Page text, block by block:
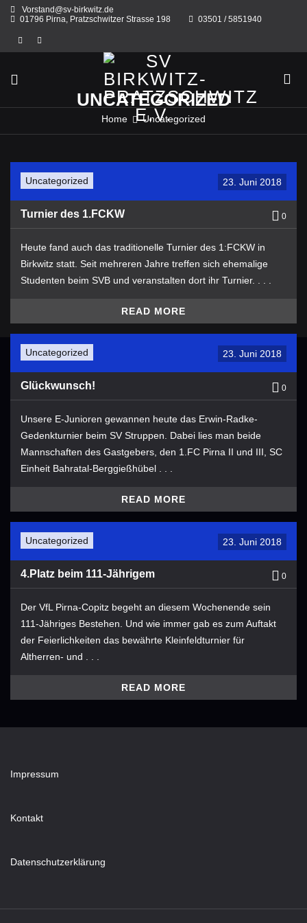
Skip
Vorstand@sv-birkwitz.de
01796 Pirna, Pratzschwitzer Strasse 198
03501 / 5851940
UNCATEGORIZED
Home Uncategorized
Uncategorized 23. Juni 2018
Turnier des 1.FCKW 0
Heute fand auch das traditionelle Turnier des 1:FCKW in
Birkwitz statt. Seit mehreren Jahre treffen sich ehemalige
Studenten beim SVB und veranstalten dort ihr Turnier. . . .
READ MORE
Uncategorized 23. Juni 2018
Glückwunsch! 0
Unsere E-Junioren gewannen heute das Erwin-Radke-
Gedenkturnier beim SV Struppen​. Dabei lies man beide
Mannschaften des Gastgebers, den 1.FC Pirna II und III, SC
Einheit Bahratal-Berggießhübel . . .
READ MORE
Uncategorized 23. Juni 2018
4.Platz beim 111-Jährigem 0
Der VfL Pirna-Copitz ​begeht an diesem Wochenende sein
111-Jähriges Bestehen. Und wie immer gab es zum Auftakt
der Feierlichkeiten das bewährte Kleinfeldturnier für
Altherren- und . . .
READ MORE
Impressum
Kontakt
Datenschutzerklärung